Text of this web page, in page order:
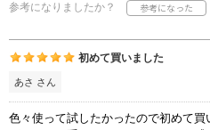
参考になりましたか？
初めて買いました
あさ さん
色々使って試したかったので初めて